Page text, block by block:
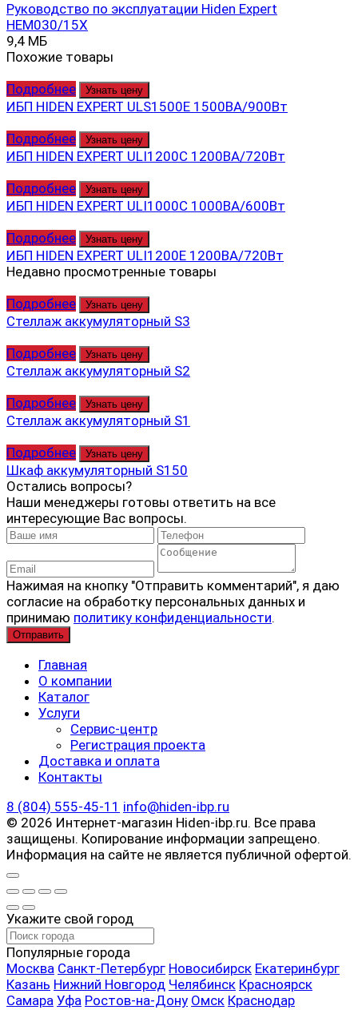
Руководство по эксплуатации Hiden Expert
HEM030/15X
9,4 МБ
Похожие товары
Подробнее
Узнать цену
ИБП HIDEN EXPERT ULS1500E 1500ВА/900Вт
Подробнее
Узнать цену
ИБП HIDEN EXPERT ULI1200C 1200ВА/720Вт
Подробнее
Узнать цену
ИБП HIDEN EXPERT ULI1000C 1000ВА/600Вт
Подробнее
Узнать цену
ИБП HIDEN EXPERT ULI1200E 1200ВА/720Вт
Недавно просмотренные товары
Подробнее
Узнать цену
Стеллаж аккумуляторный S3
Подробнее
Узнать цену
Стеллаж аккумуляторный S2
Подробнее
Узнать цену
Стеллаж аккумуляторный S1
Подробнее
Узнать цену
Шкаф аккумуляторный S150
Остались вопросы?
Наши менеджеры готовы ответить на все
интересующие Вас вопросы.
Нажимая на кнопку "Отправить комментарий", я даю
согласие на обработку персональных данных и
принимаю политику конфиденциальности.
Главная
О компании
Каталог
Услуги
Сервис-центр
Регистрация проекта
Доставка и оплата
Контакты
8 (804) 555-45-11 info@hiden-ibp.ru
© 2026 Интернет-магазин Hiden-ibp.ru. Все права
защищены. Копирование информации запрещено.
Информация на сайте не является публичной офертой.
Укажите свой город
Популярные города
Москва Санкт-Петербург Новосибирск Екатеринбург
Казань Нижний Новгород Челябинск Красноярск
Самара Уфа Ростов-на-Дону Омск Краснодар